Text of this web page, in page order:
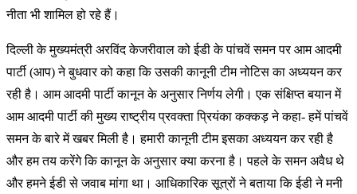
नीता भी शामिल हो रहे हैं।
दिल्ली के मुख्यमंत्री अरविंद केजरीवाल को ईडी के पांचवें समन पर आम आदमी
पार्टी (आप) ने बुधवार को कहा कि उसकी कानूनी टीम नोटिस का अध्ययन कर
रही है। आम आदमी पार्टी कानून के अनुसार निर्णय लेगी। एक संक्षिप्त बयान में
आम आदमी पार्टी की मुख्य राष्ट्रीय प्रवक्ता प्रियंका कक्कड़ ने कहा- हमें पांचवें
समन के बारे में खबर मिली है। हमारी कानूनी टीम इसका अध्ययन कर रही है
और हम तय करेंगे कि कानून के अनुसार क्या करना है। पहले के समन अवैध थे
और हमने ईडी से जवाब मांगा था। आधिकारिक सूत्रों ने बताया कि ईडी ने मनी